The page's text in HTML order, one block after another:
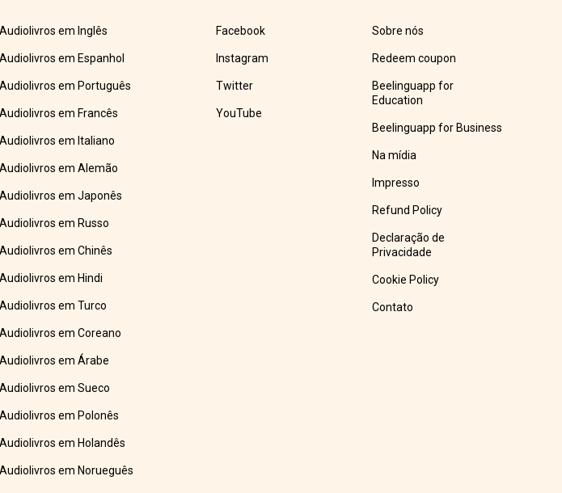
em Inglês
em Espanhol
em Português
em Francês
em Italiano
em Alemão
em Japonês
em Russo
em Chinês
em Hindi
em Turco
em Coreano
em Árabe
em Sueco
em Polonês
em Holandês
em Norueguês
Facebook
Instagram
Twitter
YouTube
Sobre nós
Redeem coupon
Beelinguapp for
Education
Beelinguapp for Business
Na mídia
Impresso
Refund Policy
Declaração de
Privacidade
Cookie Policy
Contato